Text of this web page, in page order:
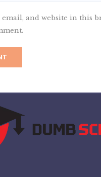
email, and website in this